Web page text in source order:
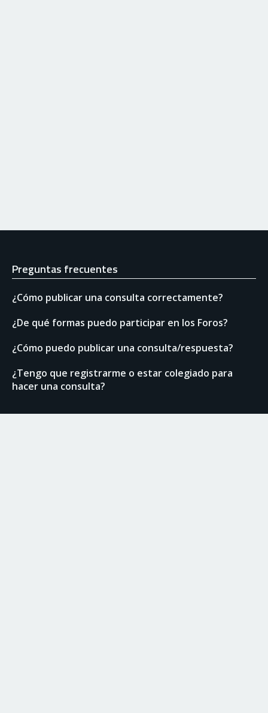
Preguntas frecuentes
¿Cómo publicar una consulta correctamente?
¿De qué formas puedo participar en los Foros?
¿Cómo puedo publicar una consulta/respuesta?
¿Tengo que registrarme o estar colegiado para
hacer una consulta?